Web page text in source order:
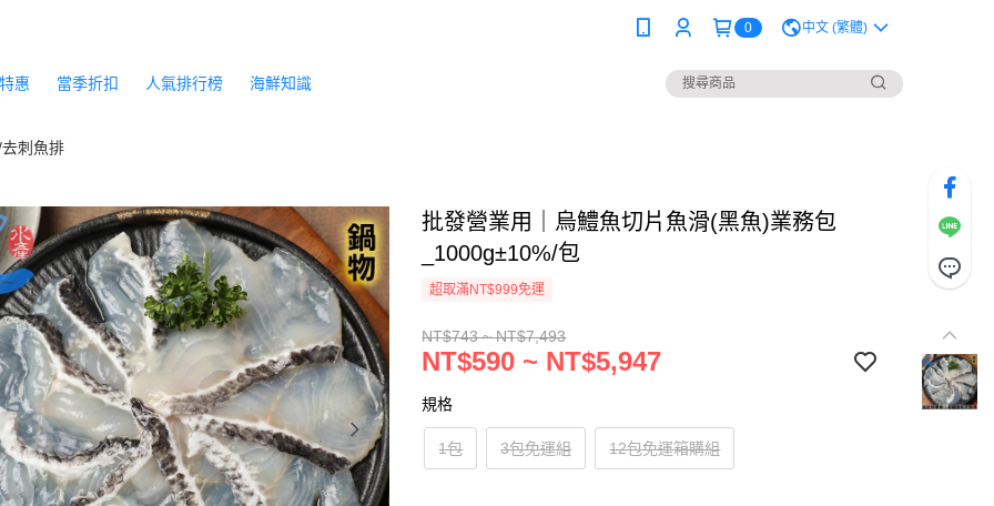
0 中文 (繁體)
惠 當季折扣 人氣排行榜 海鮮知識
刺魚排
批發營業用｜烏鱧魚切片魚滑(黑魚)業務包
_1000g±10%/包
超取滿NT$999免運
NT$743 ~ NT$7,493
NT$590 ~ NT$5,947
規格
1包 3包免運組 12包免運箱購組